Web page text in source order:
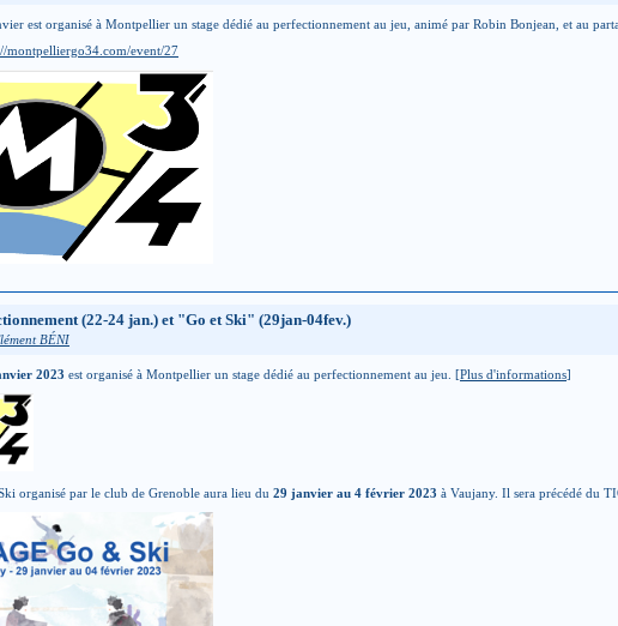
est organisé à Montpellier un stage dédié au perfectionnement au jeu, animé par Robin Bonjean, et au
montpelliergo34.com/event/27
(22-24 jan.) et "Go et Ski" (29jan-04fev.)
BÉNI
2023 est organisé à Montpellier un stage dédié au perfectionnement au jeu. [Plus d'informations]
organisé par le club de Grenoble aura lieu du 29 janvier au 4 février 2023 à Vaujany. Il sera précédé du